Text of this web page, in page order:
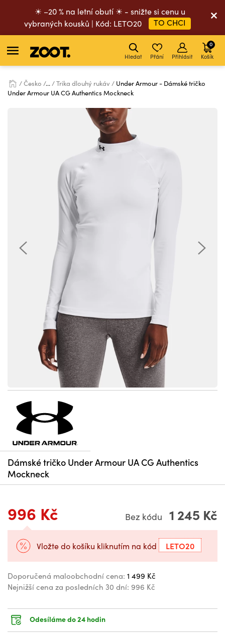
☀ –20 % na letní obutí ☀ - snižte si cenu u
vybraných kousků | Kód: LETO20
TO CHCI
Hledat Přání Přihlásit Košík
0
Česko ... Trika dlouhý rukáv
Under Armour - Dámské tričko
Under Armour UA CG Authentics Mockneck
Dámské tričko Under Armour UA CG Authentics
Mockneck
996 Kč Bez kódu 1 245 Kč
Vložte do košíku kliknutím na kód LETO20
Doporučená maloobchodní cena: 1 499 Kč
Nejnižší cena za posledních 30 dní: 996 Kč
Odesíláme do 24 hodin